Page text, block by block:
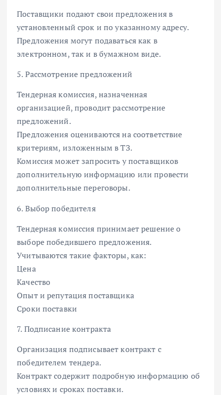
Поставщики подают свои предложения в
установленный срок и по указанному адресу.
Предложения могут подаваться как в
электронном, так и в бумажном виде.
5. Рассмотрение предложений
Тендерная комиссия, назначенная
организацией, проводит рассмотрение
предложений.
Предложения оцениваются на соответствие
критериям, изложенным в ТЗ.
Комиссия может запросить у поставщиков
дополнительную информацию или провести
дополнительные переговоры.
6. Выбор победителя
Тендерная комиссия принимает решение о
выборе победившего предложения.
Учитываются такие факторы, как:
Цена
Качество
Опыт и репутация поставщика
Сроки поставки
7. Подписание контракта
Организация подписывает контракт с
победителем тендера.
Контракт содержит подробную информацию об
условиях и сроках поставки.